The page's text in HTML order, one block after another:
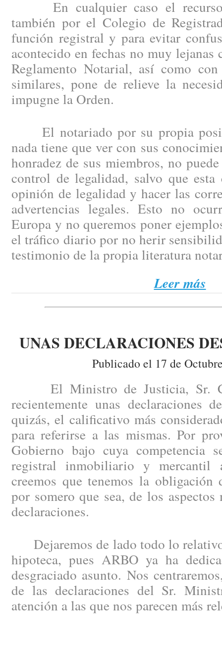
En cualquier caso el recurso
también por el Colegio de
función registral y para evitar
acontecido en fechas no muy
Reglamento Notarial, así como
similares, pone de relieve la
impugne la Orden.
El notariado por su propia
nada tiene que ver con sus
honradez de sus miembros, no
control de legalidad, salvo que
opinión de legalidad y hacer las
advertencias legales. Esto no
Europa y no queremos poner
el tráfico diario por no herir
testimonio de la propia literatura
Leer más
UNAS DECLARACIONES
Publicado el 17 de
El Ministro de Justicia, Sr.
recientemente unas declaraciones
quizás, el calificativo más
para referirse a las mismas. Por
Gobierno bajo cuya competencia
registral inmobiliario y mercantil
creemos que tenemos la
por somero que sea, de los aspectos
declaraciones.
Dejaremos de lado todo lo relativo
hipoteca, pues ARBO ya ha
desgraciado asunto. Nos
de las declaraciones del Sr.
atención a las que nos parecen más